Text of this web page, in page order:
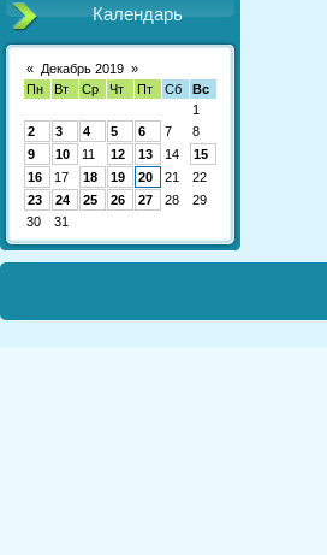
Календарь
« Декабрь 2019 »
Пн
Вт Ср Чт Пт Сб
Вс
1
2
3 4 5 6 7
8
9
10 11 12 13 14
15
16
17 18 19 20 21
22
23
24 25 26 27 28
29
30
31